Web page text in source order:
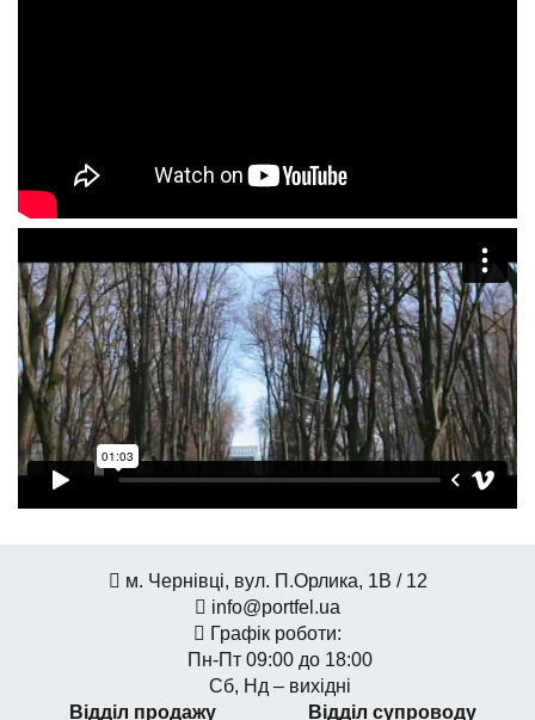
м. Чернівці, вул. П.Орлика, 1В / 12
info@portfel.ua
Графік роботи:
Пн-Пт 09:00 до 18:00
Сб, Нд – вихідні
Відділ продажу
Відділ супроводу